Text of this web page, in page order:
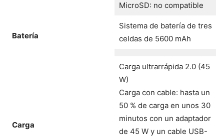
MicroSD: no compatible
Batería
Sistema de batería de tres
celdas de 5600 mAh
Carga
Carga ultrarrápida 2.0 (45
W)
Carga con cable: hasta un
50 % de carga en unos 30
minutos con un adaptador
de 45 W y un cable USB-